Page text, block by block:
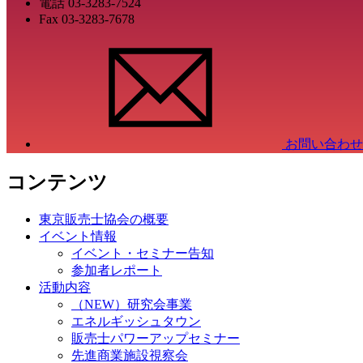
電話 03-3283-7524
Fax 03-3283-7678
お問い合わ
コンテンツ
東京販売士協会の概要
イベント情報
イベント・セミナー告知
参加者レポート
活動内容
（NEW）研究会事業
エネルギッシュタウン
販売士パワーアップセミナー
先進商業施設視察会